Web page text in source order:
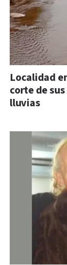
Localidad
corte de
lluvias